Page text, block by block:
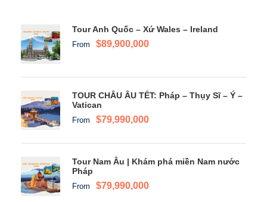
Tour Anh Quốc – Xứ Wales – Ireland
From $89,900,000
TOUR CHÂU ÂU TẾT: Pháp – Thụy Sĩ – Ý –
Vatican
From $79,990,000
Tour Nam Âu | Khám phá miền Nam nước
Pháp
From $79,990,000